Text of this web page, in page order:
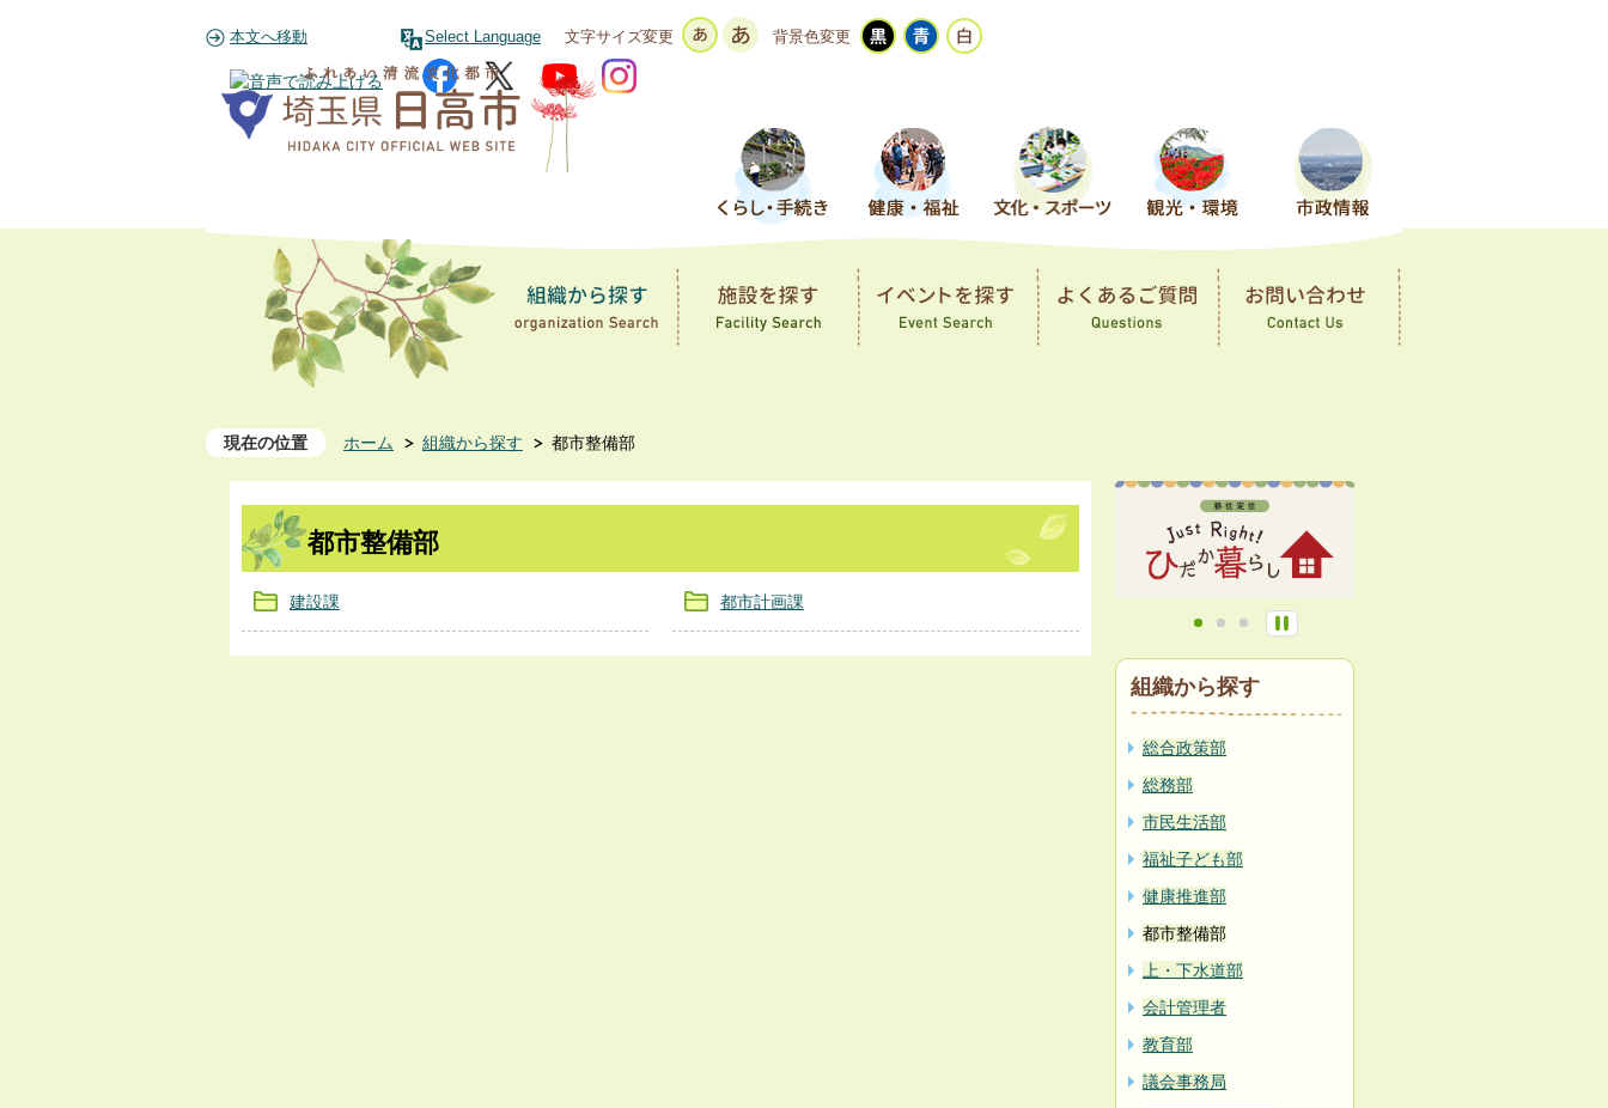
本文へ移動 Select Language 文字サイズ変更 背景色変更
現在の位置 ホーム 組織から探す 都市整備部
都市整備部
建設課 都市計画課
組織から探す
総合政策部
総務部
市民生活部
福祉子ども部
健康推進部
都市整備部
上・下水道部
会計管理者
教育部
議会事務局